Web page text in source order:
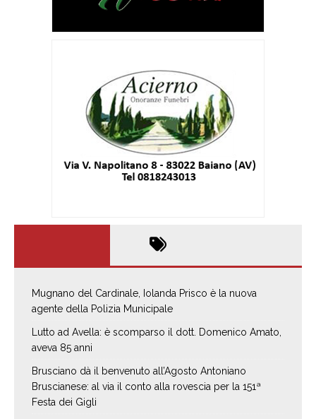
Mugnano del Cardinale, Iolanda Prisco è la nuova
agente della Polizia Municipale
Lutto ad Avella: è scomparso il dott. Domenico Amato,
aveva 85 anni
Brusciano dà il benvenuto all’Agosto Antoniano
Bruscianese: al via il conto alla rovescia per la 151ª
Festa dei Gigli